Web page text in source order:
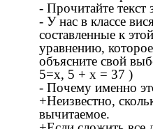
- Прочитайте
- У нас в классе
составленные к
уравнению,
объясните свой
5=х, 5 + х = 37 )
- Почему именно
+Неизвестно,
вычитаемое.